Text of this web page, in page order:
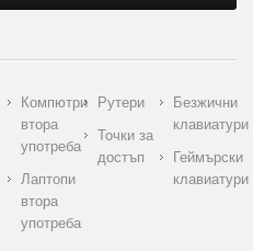
Компютри
втора
употреба
Лаптопи
втора
употреба
Рутери
Точки за
достъп
Безжични
клавиатури
Геймърски
клавиатури